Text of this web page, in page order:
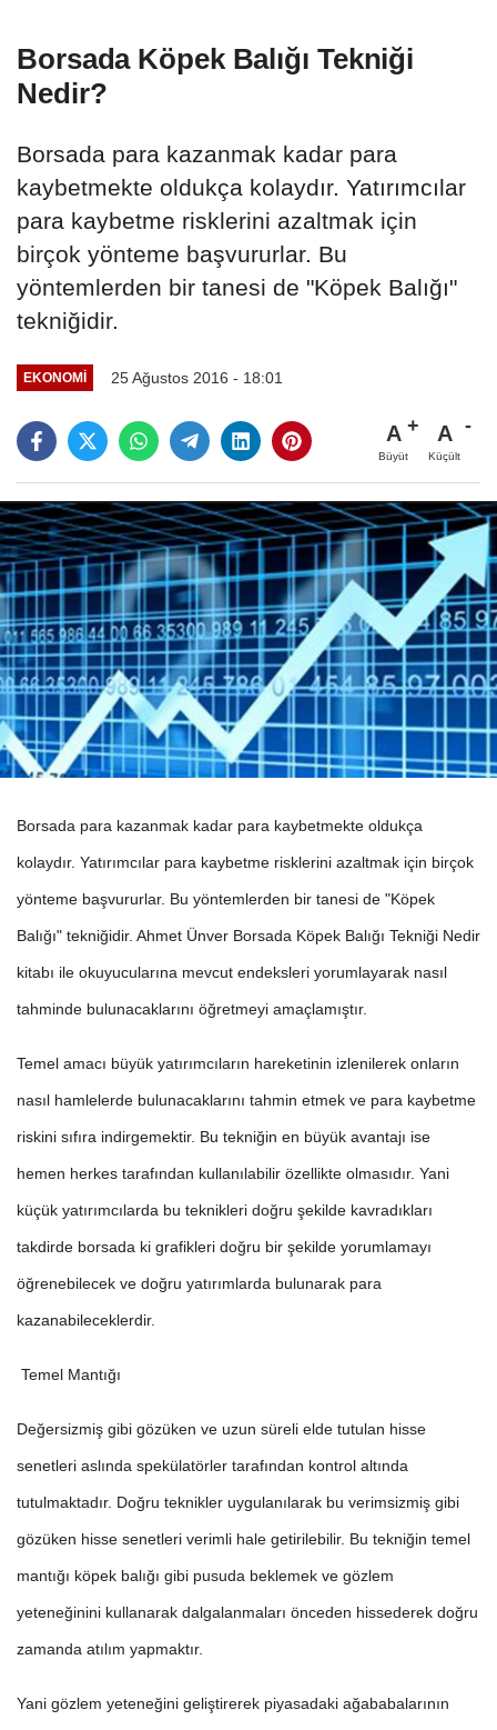
Borsada Köpek Balığı Tekniği
Nedir?
Borsada para kazanmak kadar para
kaybetmekte oldukça kolaydır. Yatırımcılar
para kaybetme risklerini azaltmak için
birçok yönteme başvururlar. Bu
yöntemlerden bir tanesi de "Köpek Balığı"
tekniğidir.
EKONOMI 25 Ağustos 2016 - 18:01
A
Büyüt
A
Küçült
Borsada para kazanmak kadar para kaybetmekte oldukça
kolaydır. Yatırımcılar para kaybetme risklerini azaltmak için birçok
yönteme başvururlar. Bu yöntemlerden bir tanesi de "Köpek
Balığı" tekniğidir. Ahmet Ünver Borsada Köpek Balığı Tekniği Nedir
kitabı ile okuyucularına mevcut endeksleri yorumlayarak nasıl
tahminde bulunacaklarını öğretmeyi amaçlamıştır.
Temel amacı büyük yatırımcıların hareketinin izlenilerek onların
nasıl hamlelerde bulunacaklarını tahmin etmek ve para kaybetme
riskini sıfıra indirgemektir. Bu tekniğin en büyük avantajı ise
hemen herkes tarafından kullanılabilir özellikte olmasıdır. Yani
küçük yatırımcılarda bu teknikleri doğru şekilde kavradıkları
takdirde borsada ki grafikleri doğru bir şekilde yorumlamayı
öğrenebilecek ve doğru yatırımlarda bulunarak para
kazanabileceklerdir.
Temel Mantığı
Değersizmiş gibi gözüken ve uzun süreli elde tutulan hisse
senetleri aslında spekülatörler tarafından kontrol altında
tutulmaktadır. Doğru teknikler uygulanılarak bu verimsizmiş gibi
gözüken hisse senetleri verimli hale getirilebilir. Bu tekniğin temel
mantığı köpek balığı gibi pusuda beklemek ve gözlem
yeteneğinini kullanarak dalgalanmaları önceden hissederek doğru
zamanda atılım yapmaktır.
Yani gözlem yeteneğini geliştirerek piyasadaki ağababalarının